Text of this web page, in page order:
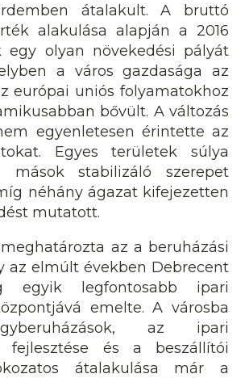
átalakult. A bruttó
alakulása alapján a 2016
egy olyan növekedési pályát
a város gazdasága az
európai uniós folyamatokhoz
bővült. A változás
egyenletesen érintette az
Egyes területek súlya
mások stabilizáló szerepet
néhány ágazat kifejezetten
mutatott.
az a beruházási
az elmúlt években Debrecent
egyik legfontosabb ipari
emelte. A városba
az ipari
fejlesztése és a beszállítói
átalakulása már a